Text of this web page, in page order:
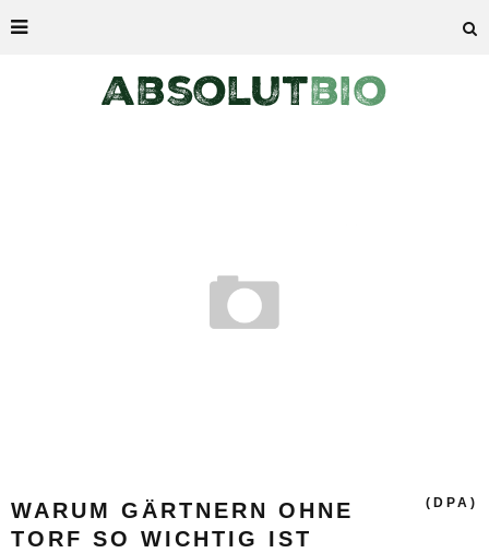
WARUM GÄRTNERN OHNE
TORF SO WICHTIG IST
(DPA)